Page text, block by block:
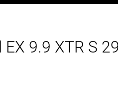
EX 9.9 XTR S